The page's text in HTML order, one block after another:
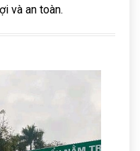
và an toàn.